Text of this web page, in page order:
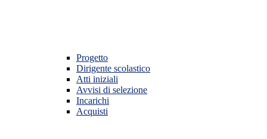
Progetto
Dirigente scolastico
Atti iniziali
Avvisi di selezione
Incarichi
Acquisti